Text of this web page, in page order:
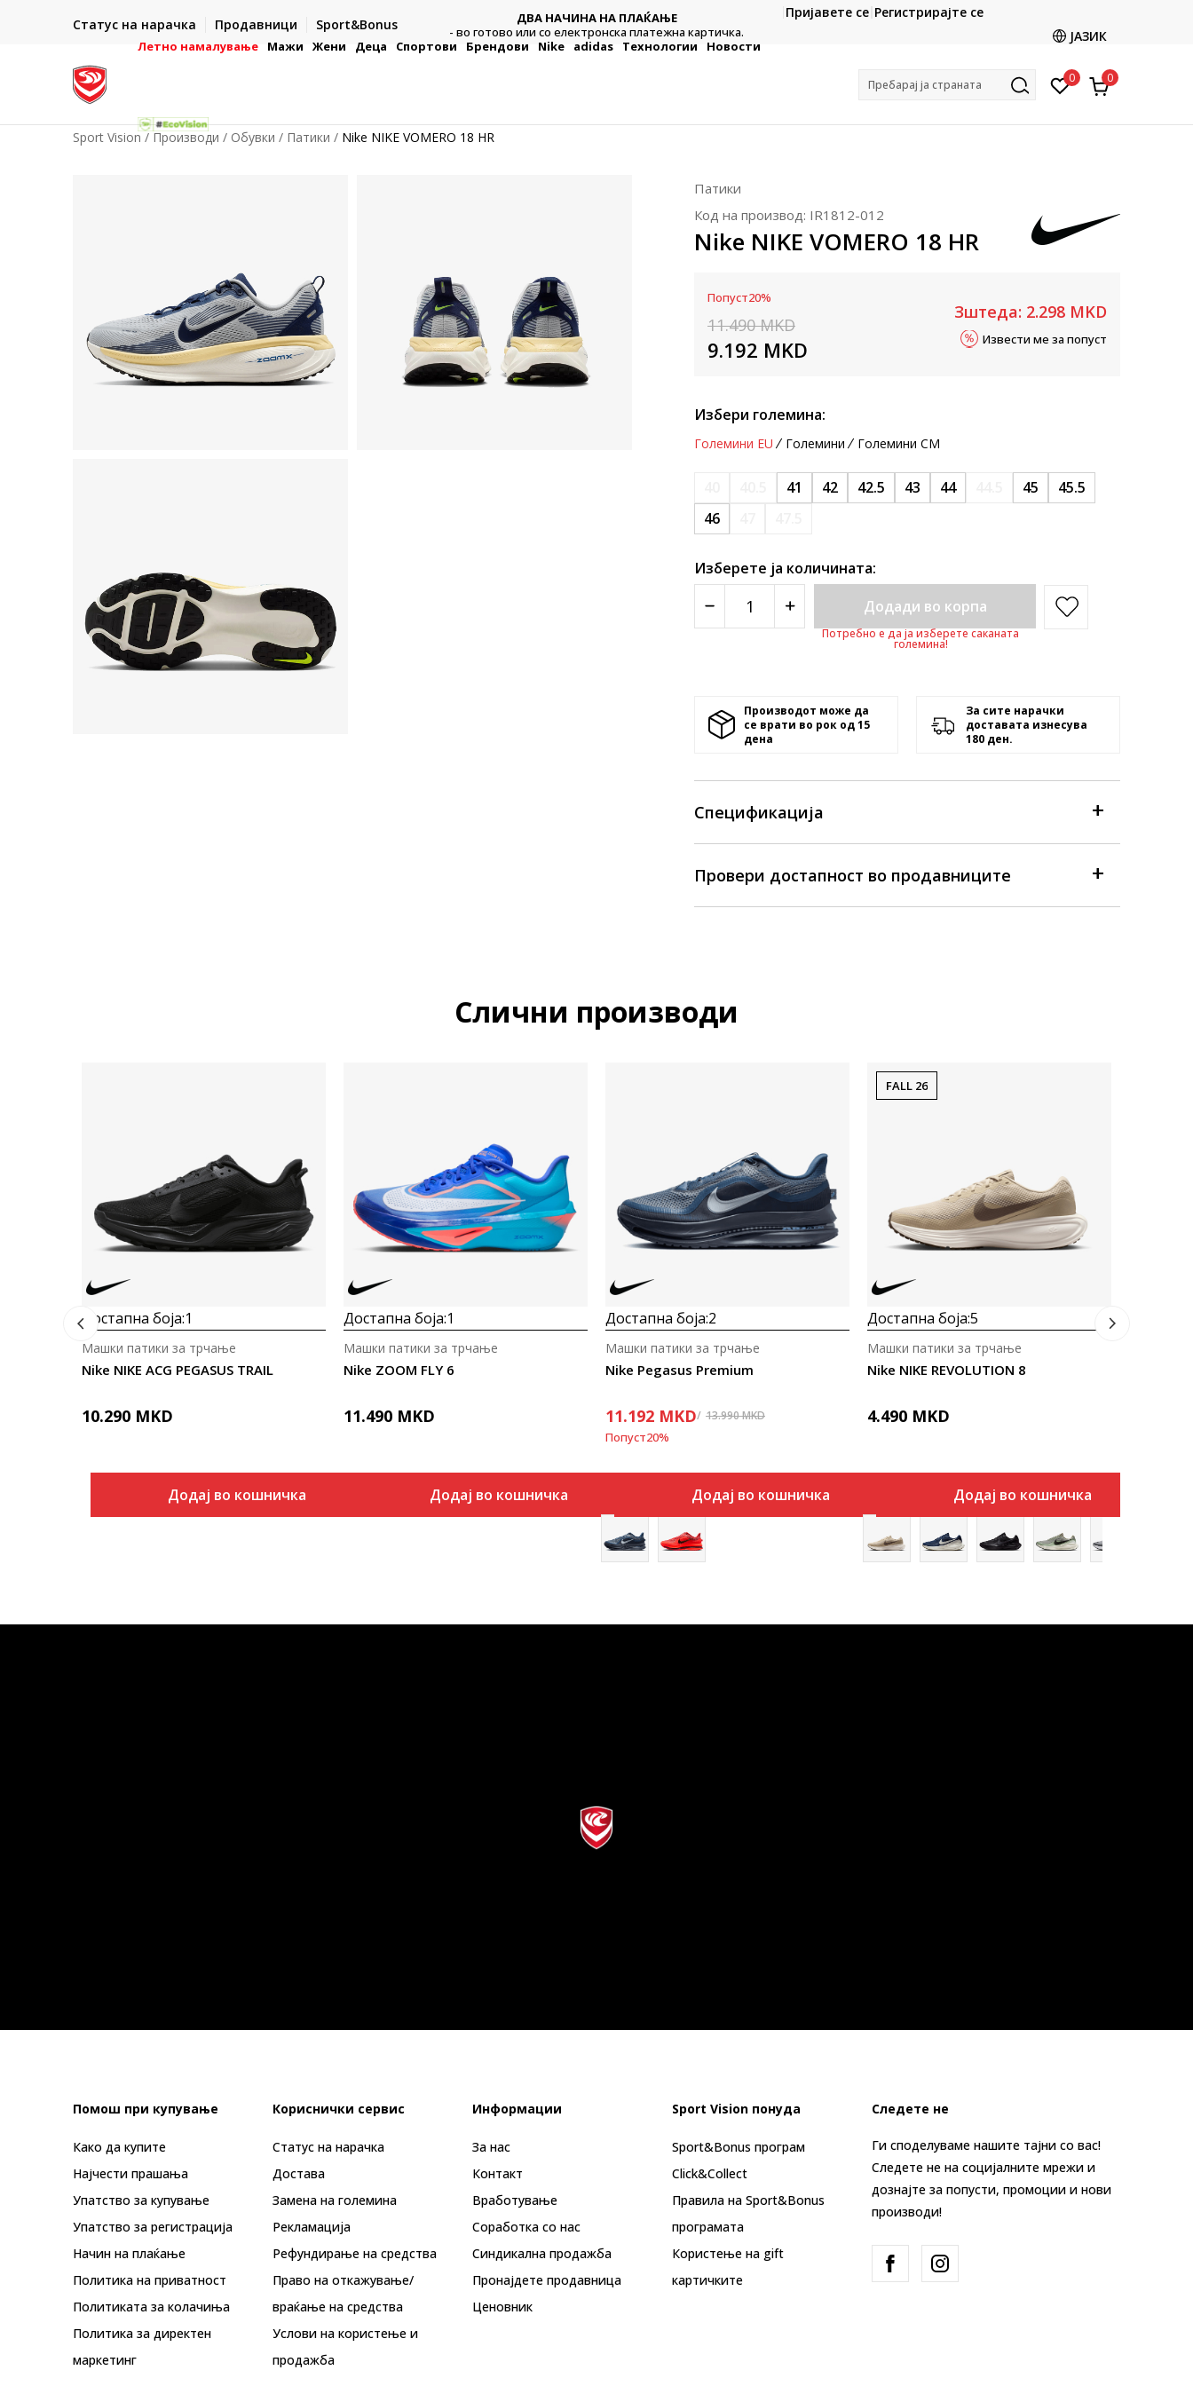
Статус на нарачка Продавници Sport&Bonus
- на сите нарачки во готово или со електронска платежна
ДВА НАЧИНА НА ПЛАЌАЊЕ
- во готово или со електронска платежна картичка.
CLICK & COLLECT
Платете со картичка online и подигнете во продавницата
Пријавете се Регистрирајте се
ЈАЗИК
Летно намалување Мажи Жени Деца Спортови Брендови Nike adidas Технологии Новости
Пребарај ја страната 0 0
Sport Vision Производи Обувки Патики Nike NIKE VOMERO 18 HR
Патики
Код на производ: IR1812-012
Nike NIKE VOMERO 18 HR
Попуст20%
11.490 MKD
9.192 MKD
Зштеда: 2.298 MKD
Извести ме за попуст
Избери големина:
Големини EU Големини Големини CM
41 42 42.5 43 44 45
45.5
46
Изберете ја количината:
Додади во корпа
Потребно е да ја изберете саканата
големина!
Производот може да
се врати во рок од 15
денa
За сите нарачки
доставата изнесува
180 ден.
Спецификација
Провери достапност во продавниците
Слични производи
Достапна боја:1
Nike NIKE ACG PEGASUS TRAIL
Машки патики за трчање
10.290 MKD
Додај во кошничка
Достапна боја:1
Nike ZOOM FLY 6
Машки патики за трчање
11.490 MKD
Додај во кошничка
Достапна боја:2
Nike Pegasus Premium
Машки патики за трчање
11.192 MKD 13.990MKD
Попуст20%
Додај во кошничка
FALL 26
Достапна боја:5
Nike NIKE REVOLUTION 8
Машки патики за трчање
4.490 MKD
Додај во кошничка
Помош при купување
Како да купите
Најчести прашања
Упатство за купување
Упатство за регистрација
Начин на плаќање
Политика на приватност
Политиката за колачиња
Политика за директен
маркетинг
Кориснички сервис
Статус на нарачка
Достава
Замена на големина
Рекламациja
Рефундирање на средства
Право на откажување/
враќање на средства
Услови на користење и
продажба
Информации
За нас
Контакт
Вработување
Соработка со нас
Синдикална продажба
Пронајдете продавница
Ценовник
Sport Vision понуда
Sport&Bonus програм
Click&Collect
Правила на Sport&Bonus
програмата
Користење на gift
картичките
Следете не
Ги споделуваме нашите тајни со вас!
Следете не на социјалните мрежи и
дознајте за попусти, промоции и нови
производи!